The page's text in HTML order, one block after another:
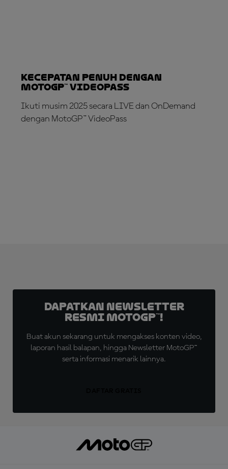
Kecepatan Penuh dengan
MotoGP™ VideoPass
Ikuti musim 2025 secara LIVE dan OnDemand
dengan MotoGP™ VideoPass
Dapatkan Newsletter
Resmi MotoGP™!
Buat akun sekarang untuk mengakses konten video,
laporan hasil balapan, hingga Newsletter MotoGP™
serta informasi menarik lainnya.